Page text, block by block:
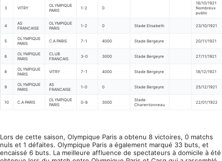
3 VITRY
OLYMPIQUE
PARIS
1-2 0
16/10/1921
Nombreux
public
4
AS
FRANCAISE
OLYMPIQUE
PARIS
1-2 0 Stade Elisabeth 23/10/1921
5
OLYMPIQUE
PARIS
C.A PARIS 7-1 4000 Stade Bergeyre 20/11/1921
6
OLYMPIQUE
PARIS
CLUB
FRANCAIS
3-0 3000 Stade Bergeyre 27/11/1921
8
OLYMPIQUE
PARIS
VITRY 7-1 4000 Stade Bergeyre 18/12/1921
9
OLYMPIQUE
PARIS
AS
FRANCAISE
1-0 0 Stade Bergeyre 25/12/1921
10 C.A PARIS
OLYMPIQUE
PARIS
0-8 3000
Stade
Charentonneau
22/01/1922
Lors de cette saison, Olympique Paris a obtenu 8 victoires, 0 matchs
nuls et 1 défaites. Olympique Paris a également marqué 33 buts, et
encaissé 6 buts. La meilleure affluence de spectateurs à domicile à été